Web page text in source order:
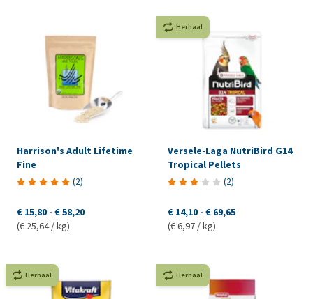
Harrison's Adult Lifetime
Fine
(2)
€ 15,80 - € 58,20
(€ 25,64 / kg)
Herhaal
Versele-Laga NutriBird G14
Tropical Pellets
(2)
€ 14,10 - € 69,65
(€ 6,97 / kg)
Herhaal Herhaal